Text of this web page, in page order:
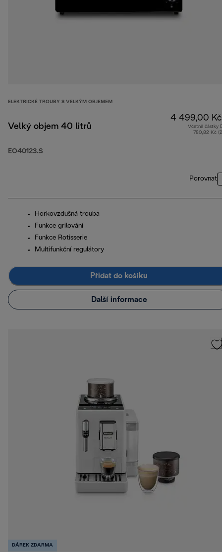
ELEKTRICKÉ TROUBY S VELKÝM OBJEMEM
Velký objem 40 litrů
EO40123.S
4 499,00 Kč
Včetně částky
780,82 Kč
Porovnat
Horkovzdušná trouba
Funkce grilování
Funkce Rotisserie
Multifunkční regulátory
Přidat do košíku
Další informace
DÁREK ZDARMA